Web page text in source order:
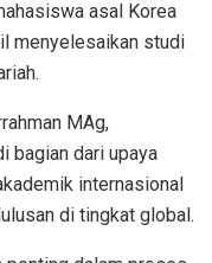
asal Korea
menyelesaikan studi
MAg,
bagian dari upaya
internasional
di tingkat global.